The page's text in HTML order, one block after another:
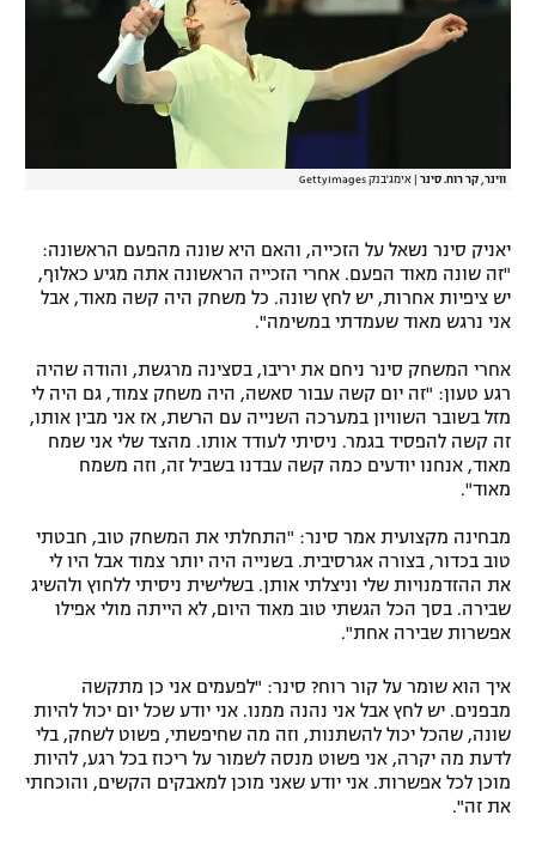
המגזין
ווינר, קר רוח. סינר אימג'בנק GettyImages
יאניק סינר נשאל על הזכייה, והאם היא שונה מהפעם הראשונה:
"זה שונה מאוד הפעם. אחרי הזכייה הראשונה אתה מגיע כאלוף,
יש ציפיות אחרות, יש לחץ שונה. כל משחק היה קשה מאוד, אבל
אני נרגש מאוד שעמדתי במשימה".
אחרי המשחק סינר ניחם את יריבו, בסצינה מרגשת, והודה שהיה
רגע טעון: "זה יום קשה עבור סאשה, היה משחק צמוד, גם היה לי
מזל בשובר השוויון במערכה השנייה עם הרשת, אז אני מבין אותו,
זה קשה להפסיד בגמר. ניסיתי לעודד אותו. מהצד שלי אני שמח
מאוד, אנחנו יודעים כמה קשה עבדנו בשביל זה, וזה משמח
מאוד".
מבחינה מקצועית אמר סינר: "התחלתי את המשחק טוב, חבטתי
טוב בכדור, בצורה אגרסיבית. בשנייה היה יותר צמוד אבל היו לי
את ההזדמנויות שלי וניצלתי אותן. בשלישית ניסיתי ללחוץ ולהשיג
שבירה. בסך הכל הגשתי טוב מאוד היום, לא הייתה מולי אפילו
אפשרות שבירה אחת".
איך הוא שומר על קור רוח? סינר: "לפעמים אני כן מתקשה
מבפנים. יש לחץ אבל אני נהנה ממנו. אני יודע שכל יום יכול להיות
שונה, שהכל יכול להשתנות, וזה מה שחיפשתי, פשוט לשחק, בלי
לדעת מה יקרה, אני פשוט מנסה לשמור על ריכוז בכל רגע, להיות
מוכן לכל אפשרות. אני יודע שאני מוכן למאבקים הקשים, והוכחתי
את זה".